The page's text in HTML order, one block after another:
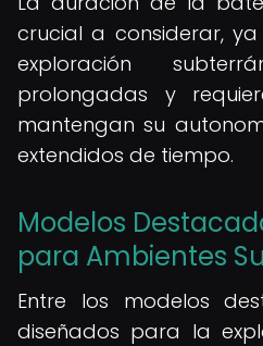
crucial a considerar,
exploración
prolongadas y
mantengan su
extendidos de tiempo.
Modelos
para Ambientes
Entre los modelos
diseñados para la